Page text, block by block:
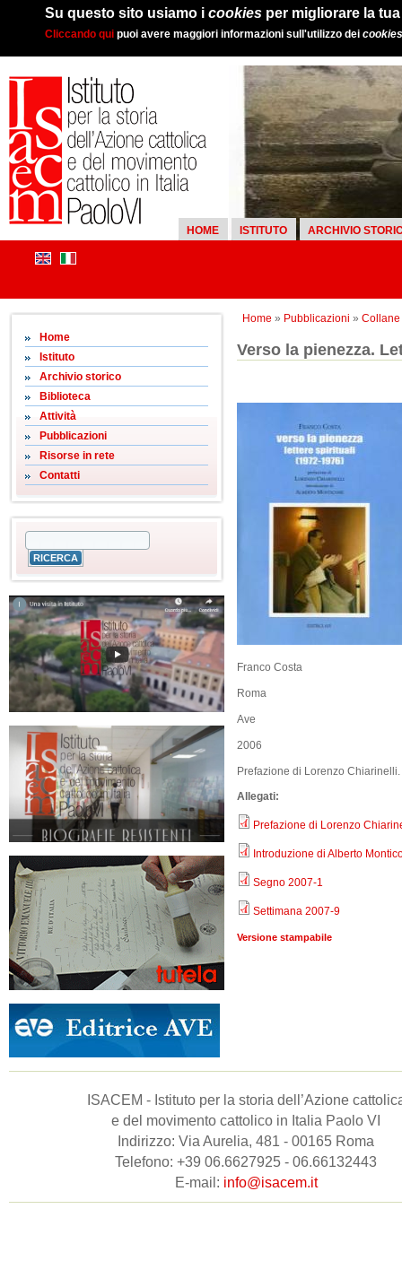
Su questo sito usiamo i cookies per migliorare la
Cliccando qui puoi avere maggiori informazioni sull'utilizzo dei cookies
HOME ISTITUTO ARCHIVIO
Home » Pubblicazioni » Collane
Home
Istituto
Archivio storico
Biblioteca
Attività
Pubblicazioni
Risorse in rete
Contatti
Verso la pienezza.
Franco Costa
Roma
Ave
2006
Prefazione di Lorenzo
Allegati:
Prefazione di Lorenzo
Introduzione di Alberto
Segno 2007-1
Settimana 2007-9
Versione stampabile
ISACEM - Istituto per la storia dell’Azione
e del movimento cattolico in Italia Paolo VI
Indirizzo: Via Aurelia, 481 - 00165 Roma
Telefono: +39 06.6627925 - 06.66132443
E-mail: info@isacem.it